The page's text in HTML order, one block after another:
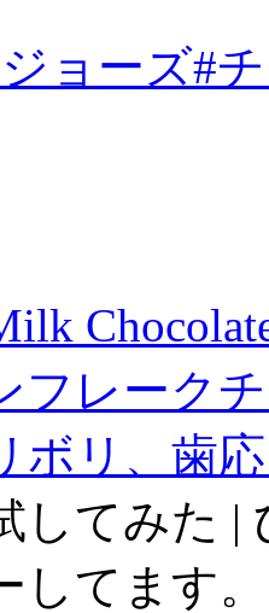
ョーズ#
フレーク
ボリ、歯
してみた
してます